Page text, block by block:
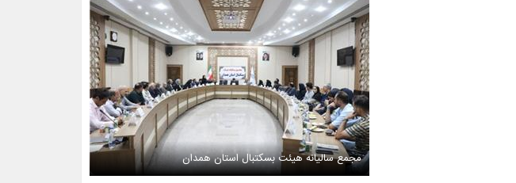
مجمع سالیانه هیئت بسکتبال استان همدان